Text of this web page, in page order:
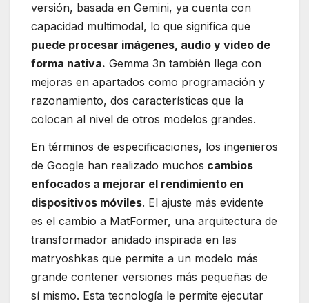
versión, basada en Gemini, ya cuenta con
capacidad multimodal, lo que significa que
puede procesar imágenes, audio y video de
forma nativa. Gemma 3n también llega con
mejoras en apartados como programación y
razonamiento, dos características que la
colocan al nivel de otros modelos grandes.
En términos de especificaciones, los ingenieros
de Google han realizado muchos cambios
enfocados a mejorar el rendimiento en
dispositivos móviles. El ajuste más evidente
es el cambio a MatFormer, una arquitectura de
transformador anidado inspirada en las
matryoshkas que permite a un modelo más
grande contener versiones más pequeñas de
sí mismo. Esta tecnología le permite ejecutar